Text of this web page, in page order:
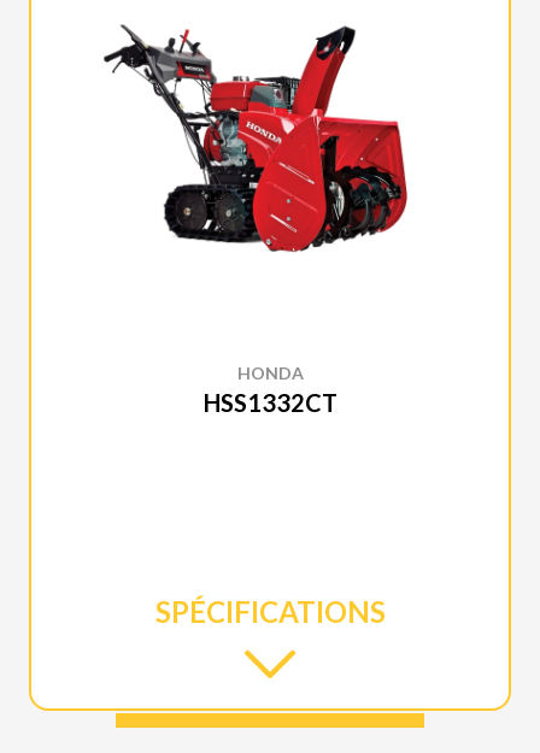
HONDA
HSS1332CT
SPÉCIFICATIONS